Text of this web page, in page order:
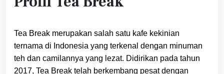
Tea Break merupakan salah satu kafe kekinian
ternama di Indonesia yang terkenal dengan minuman
teh dan camilannya yang lezat. Didirikan pada tahun
2017, Tea Break telah berkembang pesat dengan